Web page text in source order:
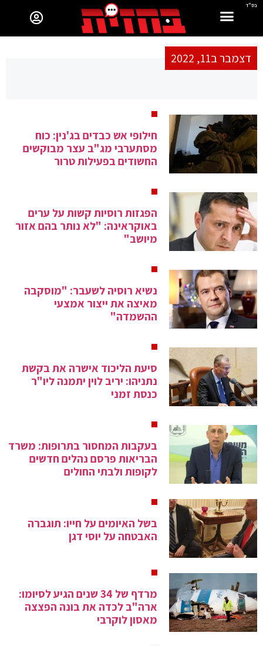
בס"ד
דצמבר ב11, 2022
חילופי אש כבדים בג'נין: כוח
מסתערבי מג"ב עצר מבוקשים
החשודים בפעילות טרור
הפגזות רוסיות קשות על ערים
באוקראינה: "לא נותר בהם אזור
מיושב"
נשיא רוסיה לשעבר: "מוסקבה
מאיצה את ייצור אמצעי
ההשמדה"
סיעת הליכוד אישרה את בקשת
נתניהו: יריב לוין יתמנה ליו"ר
כנסת זמני
בעקבות המחסור בתרופות: משרד
הבריאות פרסם נהלים חדשים
לקופות ולבתי החולים
בשל האיומים על חייו: תוגברה
האבטחה על יוסי דגן
מרדף של 34 שנים הגיע לסיומו:
ארה"ב לכדה את בונה הפצצה
מאסון לוקרבי